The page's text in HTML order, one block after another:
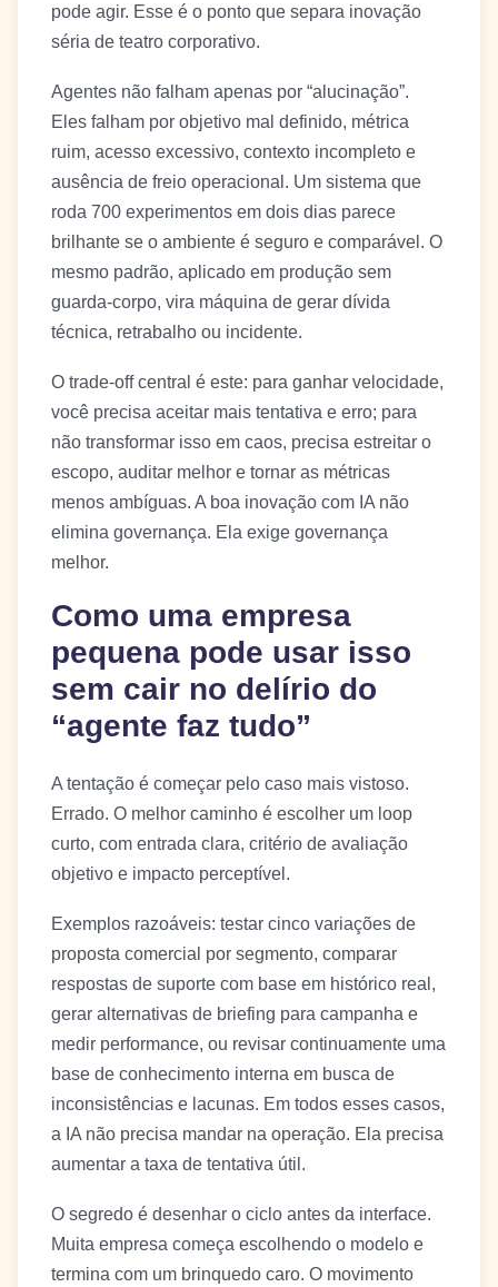
pode agir. Esse é o ponto que separa inovação
séria de teatro corporativo.
Agentes não falham apenas por “alucinação”.
Eles falham por objetivo mal definido, métrica
ruim, acesso excessivo, contexto incompleto e
ausência de freio operacional. Um sistema que
roda 700 experimentos em dois dias parece
brilhante se o ambiente é seguro e comparável. O
mesmo padrão, aplicado em produção sem
guarda-corpo, vira máquina de gerar dívida
técnica, retrabalho ou incidente.
O trade-off central é este: para ganhar velocidade,
você precisa aceitar mais tentativa e erro; para
não transformar isso em caos, precisa estreitar o
escopo, auditar melhor e tornar as métricas
menos ambíguas. A boa inovação com IA não
elimina governança. Ela exige governança
melhor.
Como uma empresa
pequena pode usar isso
sem cair no delírio do
“agente faz tudo”
A tentação é começar pelo caso mais vistoso.
Errado. O melhor caminho é escolher um loop
curto, com entrada clara, critério de avaliação
objetivo e impacto perceptível.
Exemplos razoáveis: testar cinco variações de
proposta comercial por segmento, comparar
respostas de suporte com base em histórico real,
gerar alternativas de briefing para campanha e
medir performance, ou revisar continuamente uma
base de conhecimento interna em busca de
inconsistências e lacunas. Em todos esses casos,
a IA não precisa mandar na operação. Ela precisa
aumentar a taxa de tentativa útil.
O segredo é desenhar o ciclo antes da interface.
Muita empresa começa escolhendo o modelo e
termina com um brinquedo caro. O movimento